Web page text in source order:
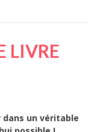
LIVRE
un véritable